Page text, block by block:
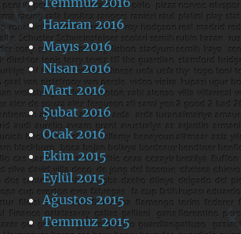
Haziran 2016
Mayıs 2016
Nisan 2016
Mart 2016
Şubat 2016
Ocak 2016
Ekim 2015
Eylül 2015
Ağustos 2015
Temmuz 2015